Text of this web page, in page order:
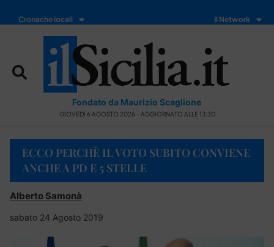
Cronache locali Il Network
Fondato da Maurizio Scaglione
GIOVEDÌ 6 AGOSTO 2026 - AGGIORNATO ALLE 13:30
ECCO PERCHÈ IL VOTO SUBITO CONVIENE
ANCHE A PD E 5 STELLE
Alberto Samonà
sabato 24 Agosto 2019